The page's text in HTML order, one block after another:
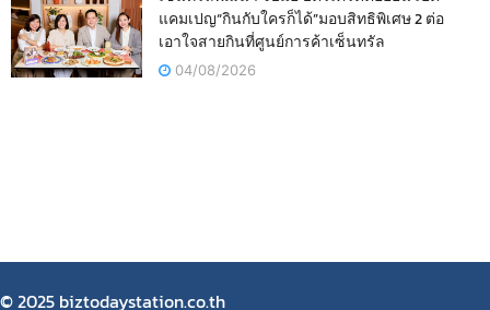
แคมเปญ“กินกับใครก็ได้”มอบสิทธิพิเศษ 2 ต่อ
เอาใจสายกินที่ศูนย์การค้าเซ็นทรัล
04/08/2026
© 2025 biztodaystation.co.th